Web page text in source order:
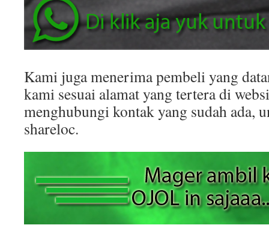
Kami juga menerima pembeli yang
kami sesuai alamat yang tertera di
menghubungi kontak yang sudah ada,
shareloc.